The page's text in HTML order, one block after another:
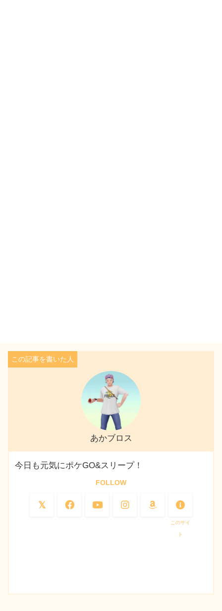
あかブロス
今日も元気にポケGO&スリープ！
FOLLOW
このサイ
ト